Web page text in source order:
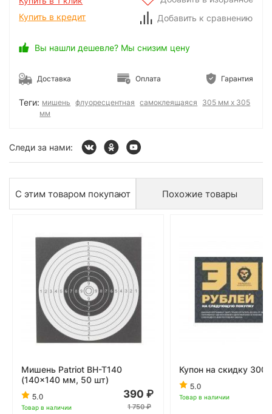
Купить в кредит
Добавить к сравнению
Вы нашли дешевле? Мы снизим цену
Доставка Оплата Гарантия
Теги: мишень флуоресцентная самоклеящаяся
305 мм х 305
мм
Следи за нами:
С этим товаром покупают Похожие товары
Мишень Patriot BH-T140
(140x140 мм, 50 шт)
5.0
Товар в наличии
390
1 750
Купон на скидку 300
5.0
Товар в наличии